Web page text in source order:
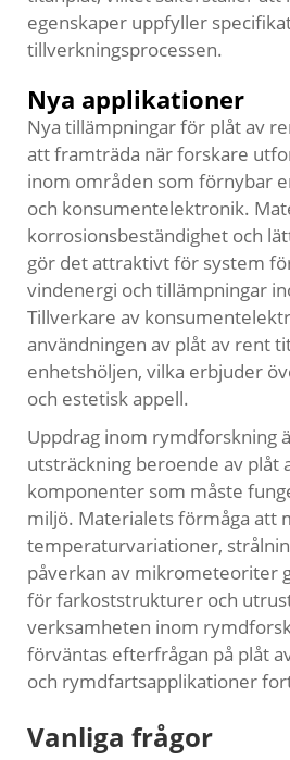
egenskaper uppfyller
tillverkningsprocessen.
Nya applikationer
Nya tillämpningar för plåt av
att framträda när forskare
inom områden som förnybar
och konsumentelektronik.
korrosionsbeständighet och
gör det attraktivt för system
vindenergi och tillämpningar
Tillverkare av
användningen av plåt av rent
enhetshöljen, vilka erbjuder
och estetisk appell.
Uppdrag inom rymdforskning
utsträckning beroende av plåt
komponenter som måste
miljö. Materialets förmåga att
temperaturvariationer,
påverkan av mikrometeoriter
för farkoststrukturer och
verksamheten inom
förväntas efterfrågan på plåt
och rymdfartsapplikationer
Vanliga frågor